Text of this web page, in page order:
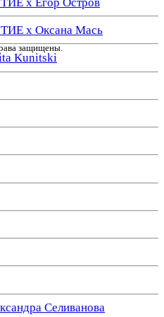
х Оксана Мась
Kunitski
Селиванова
защищены.